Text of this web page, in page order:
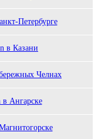
Петербурге
в Казани
Челнах
в Ангарске